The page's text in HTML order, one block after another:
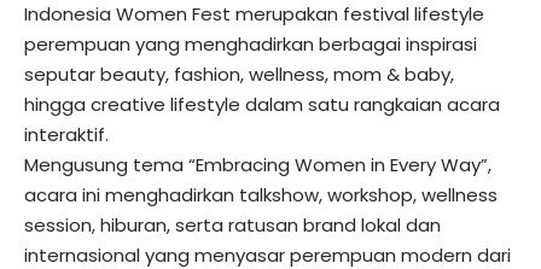
Indonesia Women Fest merupakan festival lifestyle
perempuan yang menghadirkan berbagai inspirasi
seputar beauty, fashion, wellness, mom & baby,
hingga creative lifestyle dalam satu rangkaian acara
interaktif.
Mengusung tema “Embracing Women in Every Way”,
acara ini menghadirkan talkshow, workshop, wellness
session, hiburan, serta ratusan brand lokal dan
internasional yang menyasar perempuan modern dari